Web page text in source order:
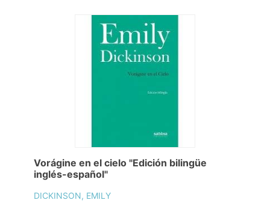
Vorágine en el cielo "Edición bilingüe
inglés-español"
DICKINSON, EMILY